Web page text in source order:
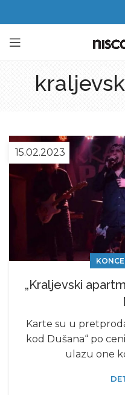
15.02.2023
„Kraljevski
Karte su u
kod Dušana“ po
ulazu one